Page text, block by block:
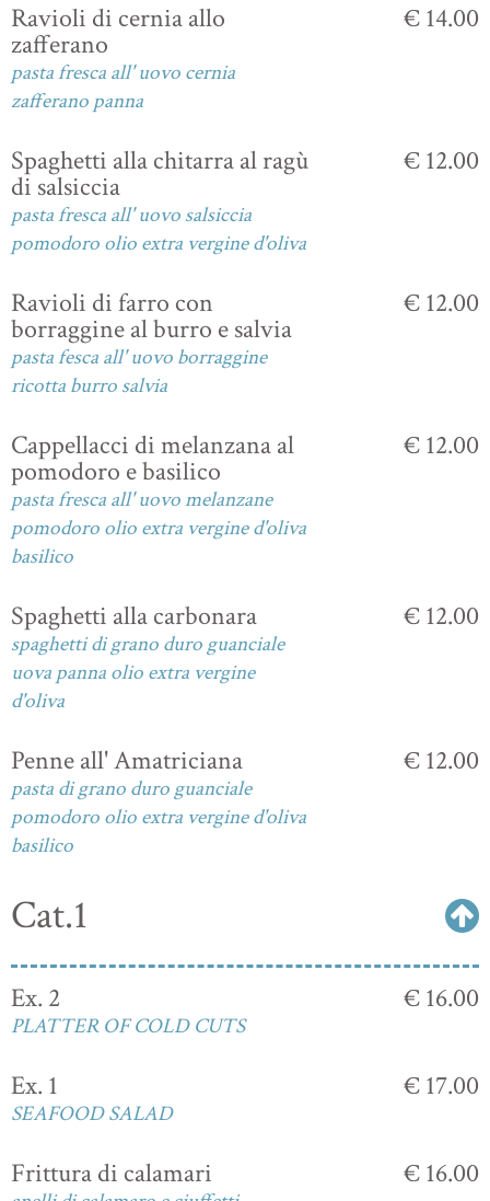
Ravioli di cernia allo
zafferano
pasta fresca all' uovo cernia
zafferano panna
€ 14.00
Spaghetti alla chitarra al ragù
di salsiccia
pasta fresca all' uovo salsiccia
pomodoro olio extra vergine d'oliva
€ 12.00
Ravioli di farro con
borraggine al burro e salvia
pasta fesca all' uovo borraggine
ricotta burro salvia
€ 12.00
Cappellacci di melanzana al
pomodoro e basilico
pasta fresca all' uovo melanzane
pomodoro olio extra vergine d'oliva
basilico
€ 12.00
Spaghetti alla carbonara
spaghetti di grano duro guanciale
uova panna olio extra vergine
d'oliva
€ 12.00
Penne all' Amatriciana
pasta di grano duro guanciale
pomodoro olio extra vergine d'oliva
basilico
€ 12.00
Cat.1
Ex. 2
PLATTER OF COLD CUTS
€ 16.00
Ex. 1
SEAFOOD SALAD
€ 17.00
Frittura di calamari € 16.00